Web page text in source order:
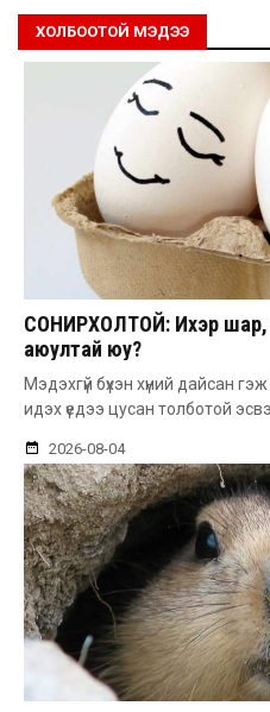
ХОЛБООТОЙ МЭДЭЭ
СОНИРХОЛТОЙ: Ихэр шар,
аюултай юу?
Мэдэхгүй бүхэн хүний дайсан
идэх үедээ цусан толботой
2026-08-04